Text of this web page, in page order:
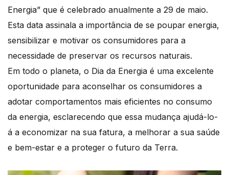
Energia” que é celebrado anualmente a 29 de maio.
Esta data assinala a importância de se poupar energia,
sensibilizar e motivar os consumidores para a
necessidade de preservar os recursos naturais.
Em todo o planeta, o Dia da Energia é uma excelente
oportunidade para aconselhar os consumidores a
adotar comportamentos mais eficientes no consumo
da energia, esclarecendo que essa mudança ajudá-lo-
á a economizar na sua fatura, a melhorar a sua saúde
e bem-estar e a proteger o futuro da Terra.